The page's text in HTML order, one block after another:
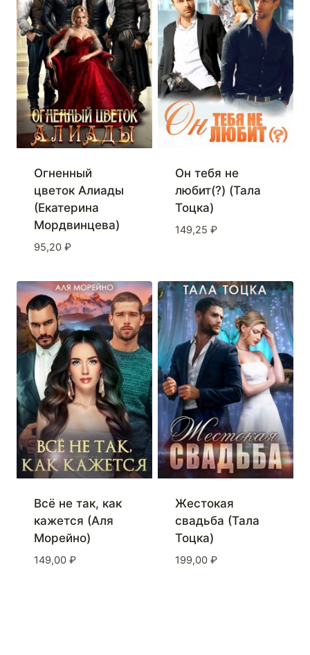
Огненный
цветок Алиады
(Екатерина
Мордвинцева)
95,20 ₽
Он тебя не
любит(?) (Тала
Тоцка)
149,25 ₽
Всё не так, как
кажется (Аля
Морейно)
149,00 ₽
Жестокая
свадьба (Тала
Тоцка)
199,00 ₽